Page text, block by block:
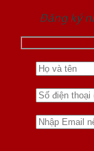
Đăng ký